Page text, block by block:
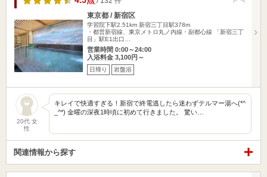
東京都 / 新宿区
学習院下駅2.51km 新宿三丁目駅378m
・都営新宿線、東京メトロ丸ノ内線・副都心線 「新宿三丁
目」駅E1出口…
営業時間 0:00～24:00
入浴料金 3,100円～
日帰り 岩盤浴
20代 女
性
キレイで快適すぎる！新宿で終電逃したら迷わずテルマー湯へ(*^
_^*) 金曜の深夜1時頃に初めて行きました。 驚い…
関連情報から探す